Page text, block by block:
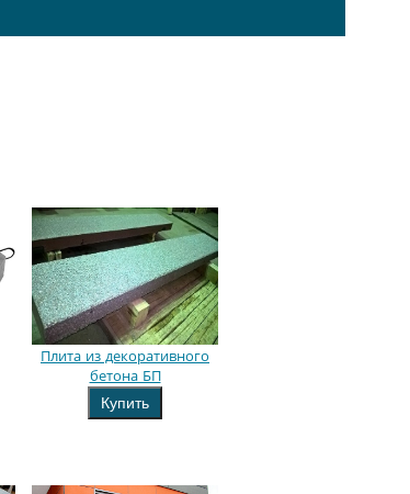
Плита из декоративного
бетона БП
Купить